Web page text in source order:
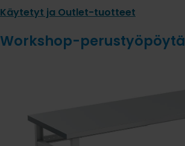
Käytetyt ja Outlet-tuotteet
Workshop-perustyöpöytä